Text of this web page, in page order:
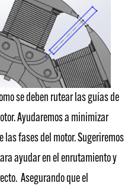
se deben rutear las guías de
Ayudaremos a minimizar
fases del motor. Sugeriremos
ayudar en el enrutamiento y
Asegurando que el